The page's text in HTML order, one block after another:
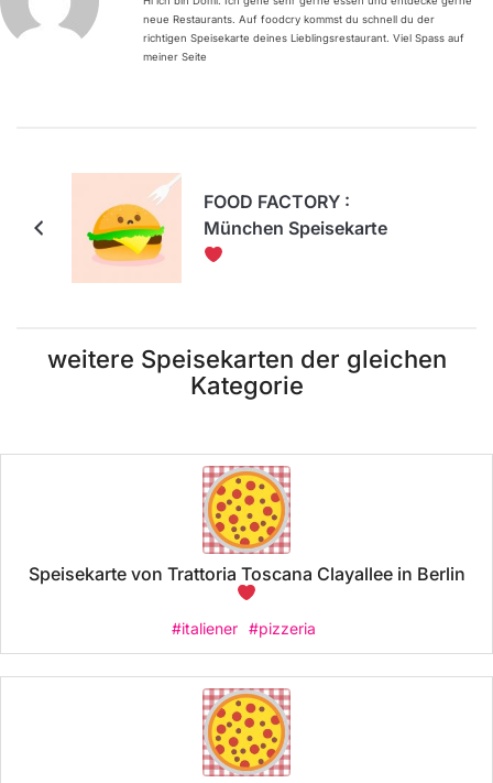
neue Restaurants. Auf foodcry kommst du schnell du der
richtigen Speisekarte deines Lieblingsrestaurant. Viel Spass auf
meiner Seite
FOOD FACTORY :
München Speisekarte
weitere Speisekarten der gleichen
Kategorie
Speisekarte von Trattoria Toscana Clayallee in Berlin
#italiener #pizzeria